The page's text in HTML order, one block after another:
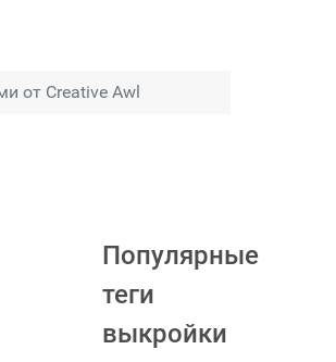
от Creative Awl
Популярные
теги
выкройки